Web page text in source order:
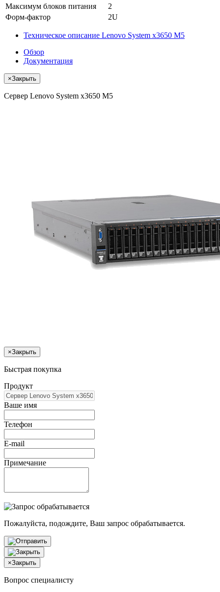
Максимум блоков питания
2
Форм-фактор
2U
Техническое описание Lenovo System x3650 M5
Обзор
Документация
×Закрыть
Сервер Lenovo System x3650 M5
×Закрыть
Быстрая покупка
Продукт
Ваше имя
Телефон
E-mail
Примечание
Пожалуйста, подождите, Ваш запрос обрабатывается.
×Закрыть
Вопрос специалисту